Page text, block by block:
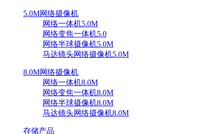
5.0M网络摄像机
网络一体机5.0M
网络变焦一体机5.0
网络半球摄像机5.0M
马达镜头网络摄像机5.0M
8.0M网络摄像机
网络一体机8.0M
网络变焦一体机8.0M
网络半球摄像机8.0M
马达镜头网络摄像机8.0M
存储产品